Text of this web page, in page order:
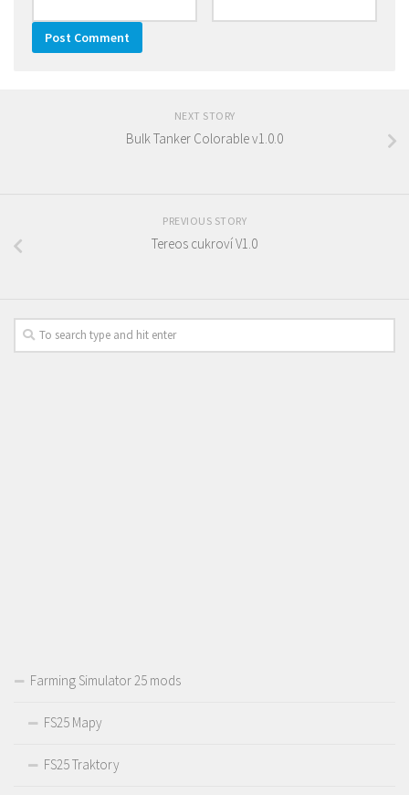
NEXT STORY
Bulk Tanker Colorable v1.0.0
PREVIOUS STORY
Tereos cukroví V1.0
Farming Simulator 25 mods
FS25 Mapy
FS25 Traktory